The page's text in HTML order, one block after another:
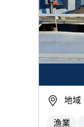
地域
漁業